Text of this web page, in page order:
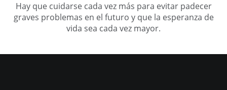
Hay que cuidarse cada vez más para evitar padecer
graves problemas en el futuro y que la esperanza de
vida sea cada vez mayor.